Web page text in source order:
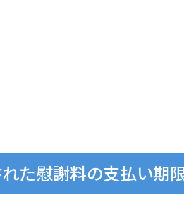
た慰謝料の支払い期